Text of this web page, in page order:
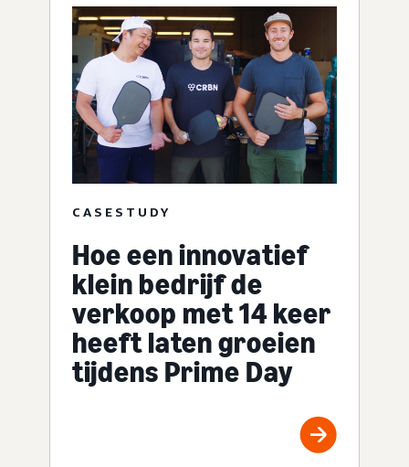
CASESTUDY
Hoe een innovatief
klein bedrijf de
verkoop met 14 keer
heeft laten groeien
tijdens Prime Day